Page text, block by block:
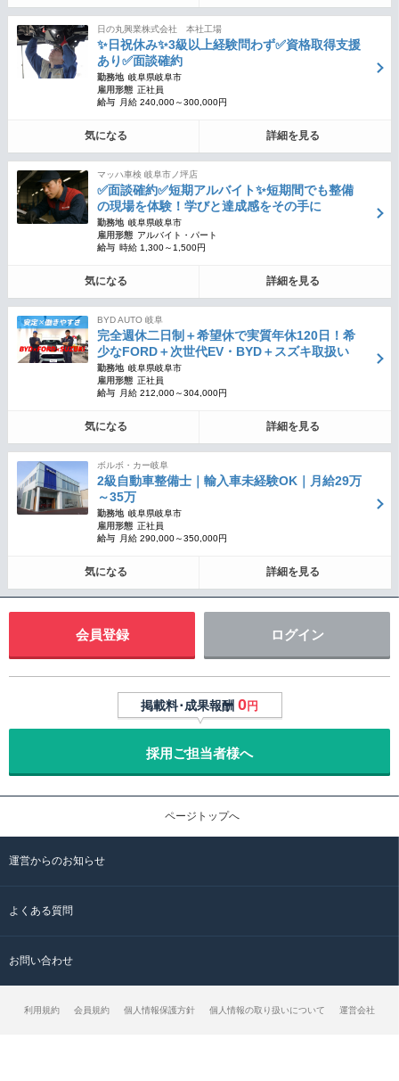
日の丸興業株式会社 本社工場
✨日祝休み✨3級以上経験問わず✅資格取得支援
あり✅面談確約
勤務地 岐阜県岐阜市
雇用形態 正社員
給与
月給 240,000～300,000円
気になる 詳細を見る
マッハ車検 岐阜市ノ坪店
✅面談確約✅短期アルバイト✨短期間でも整備
の現場を体験！学びと達成感をその手に
勤務地 岐阜県岐阜市
雇用形態 アルバイト・パート
給与 時給 1,300～1,500円
気になる 詳細を見る
BYD AUTO 岐阜
完全週休二日制＋希望休で実質年休120日！希
少なFORD＋次世代EV・BYD＋スズキ取扱い
勤務地 岐阜県岐阜市
雇用形態 正社員
給与
月給 212,000～304,000円
気になる 詳細を見る
ボルボ・カー岐阜
2級自動車整備士｜輸入車未経験OK｜月給29万
～35万
勤務地 岐阜県岐阜市
雇用形態 正社員
給与
月給 290,000～350,000円
気になる 詳細を見る
会員登録 ログイン
掲載料･成果報酬 0円
採用ご担当者様へ
ページトップへ
運営からのお知らせ
よくある質問
お問い合わせ
利用規約 会員規約 個人情報保護方針 個人情報の取り扱いについて 運営会社